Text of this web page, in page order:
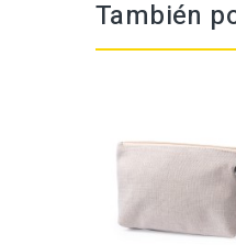
También